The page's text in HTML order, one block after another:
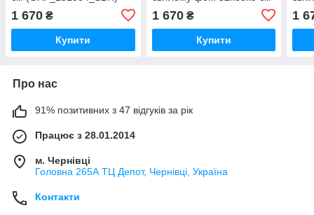
1 670 ₴
Купити
1 670₴
Купити
1
Про нас
91% позитивних з 47 відгуків за рік
Працює з 28.01.2014
м. Чернівці
Головна 265А ТЦ Депот, Чернівці, Україна
Контакти